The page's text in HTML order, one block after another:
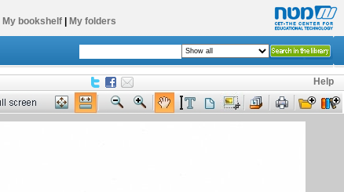
My bookshelf My folders
Help